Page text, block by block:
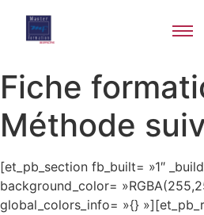
Fiche
Méthode
[et_pb_section fb_built= »1″
background_color=
global_colors_info= »{}